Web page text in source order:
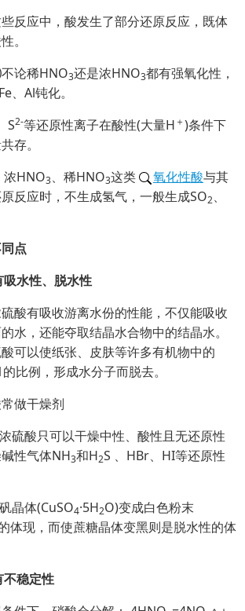
反应中，酸发生了部分还原反应，既体
。
论稀HNO3还是浓HNO3都有强氧化性，
、Al钝化。
S2-等还原性离子在酸性(大量H ＋)条件下
存。
浓HNO3、稀HNO3这类 氧化性酸与其
反应时，不生成氢气，一般生成SO2、
点
水性、脱水性
酸有吸收游离水份的性能，不仅能吸收
水，还能夺取结晶水合物中的结晶水。
可以使纸张、皮肤等许多有机物中的
比例，形成水分子而脱去。
做干燥剂
硫酸只可以干燥中性、酸性且无还原性
性气体NH3和H2S 、HBr、HI等还原性
晶体(CuSO4·5H2O)变成白色粉末
体现，而使蔗糖晶体变黑则是脱水性的体
不稳定性